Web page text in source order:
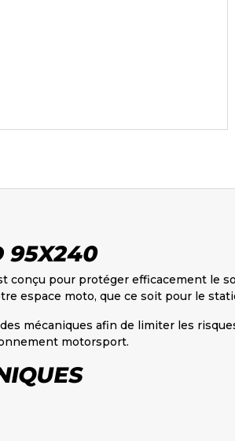
95X240
conçu pour protéger efficacement le
espace moto, que ce soit pour le
mécaniques afin de limiter les
motorsport.